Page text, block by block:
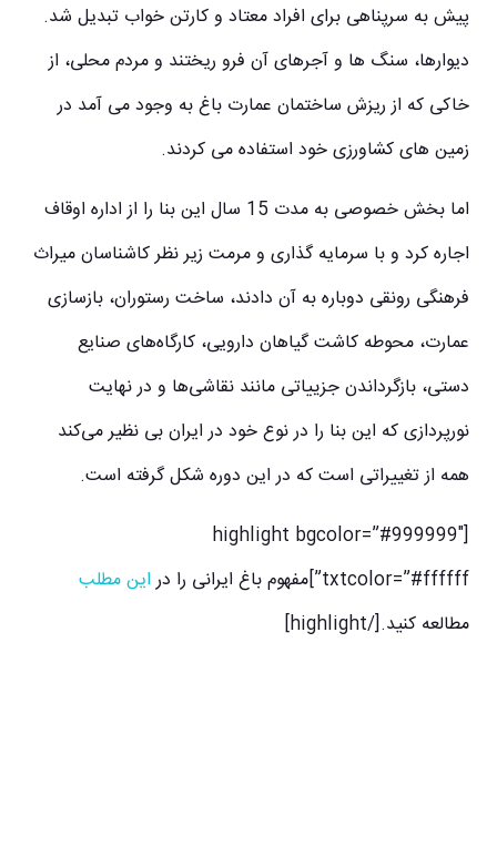
پیش به سرپناهی برای افراد معتاد و کارتن خواب تبدیل شد.
دیوارها، سنگ ها و آجرهای آن فرو ریختند و مردم محلی، از
خاکی که از ریزش ساختمان عمارت باغ به وجود می آمد در
زمین های کشاورزی خود استفاده می کردند.
اما بخش خصوصی به مدت 15 سال این بنا را از اداره اوقاف
اجاره کرد و با سرمایه گذاری و مرمت زیر نظر کاشناسان میراث
فرهنگی رونقی دوباره به آن دادند، ساخت رستوران، بازسازی
عمارت، محوطه کاشت گیاهان دارویی، کارگاه‌های صنایع
دستی، بازگرداندن جزییاتی مانند نقاشی‌ها و در نهایت
نورپردازی که این بنا را در نوع خود در ایران بی نظیر می‌کند
همه از تغییراتی است که در این دوره شکل گرفته است.
[highlight bgcolor=”#999999″
txtcolor=”#ffffff”]مفهوم باغ ایرانی را در
این مطلب
مطالعه کنید.[/highlight]